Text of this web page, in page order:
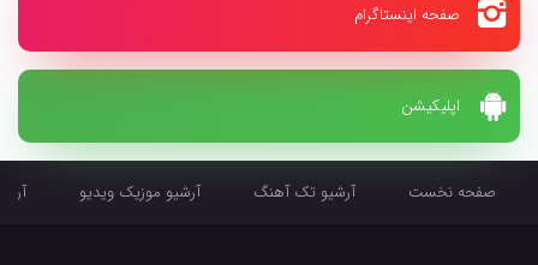
اپلیکیشن
صفحه اینستاگرام
صفحه نخست آرشیو تک آهنگ آرشیو موزیک ویدیو